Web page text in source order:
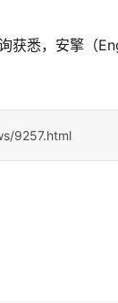
获悉，安擎（
9257.html